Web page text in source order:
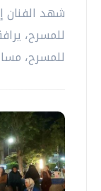
شهد الفنان
للمسرح،
للمسرح،